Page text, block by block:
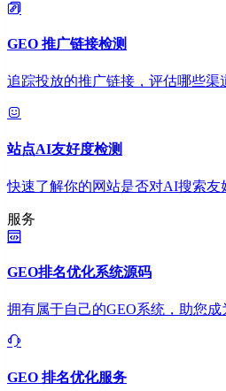
GEO 推广链接检测
追踪投放的推广链接，评估哪些渠
站点AI友好度检测
快速了解你的网站是否对AI搜索友
服务
GEO排名优化系统源码
拥有属于自己的GEO系统，助您
GEO 排名优化服务